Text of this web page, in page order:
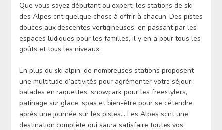
Que vous soyez débutant ou expert, les stations de ski
des Alpes ont quelque chose à offrir à chacun. Des pistes
douces aux descentes vertigineuses, en passant par les
espaces ludiques pour les familles, il y en a pour tous les
goûts et tous les niveaux.
En plus du ski alpin, de nombreuses stations proposent
une multitude d’activités pour agrémenter votre séjour :
balades en raquettes, snowpark pour les freestylers,
patinage sur glace, spas et bien-être pour se détendre
après une journée sur les pistes… Les Alpes sont une
destination complète qui saura satisfaire toutes vos